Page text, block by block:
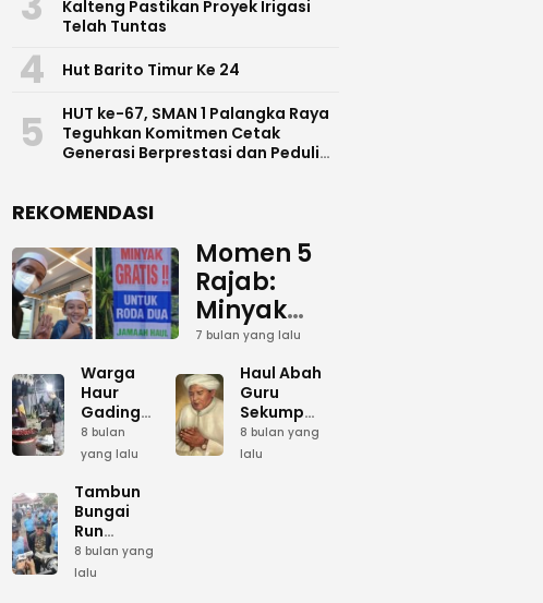
Kalteng Pastikan Proyek Irigasi
Telah Tuntas
4 Hut Barito Timur Ke 24
5
HUT ke-67, SMAN 1 Palangka Raya
Teguhkan Komitmen Cetak
Generasi Berprestasi dan Peduli
REKOMENDASI
Momen 5
Rajab:
Minyak
Gratis
dan Cinta
yang
Terus
Mengalir
7 bulan yang lalu
Warga
Haur
Gading
Siapkan
Bumbu
Umum
Sambut 5
Rajab di
Sekumpul
8 bulan
yang lalu
Haul Abah
Guru
Sekumpul:
Ketika
Lautan
8 bulan yang
lalu
Tambun
Bungai
Run
Meriahkan
Hari Bela
8 bulan yang
lalu